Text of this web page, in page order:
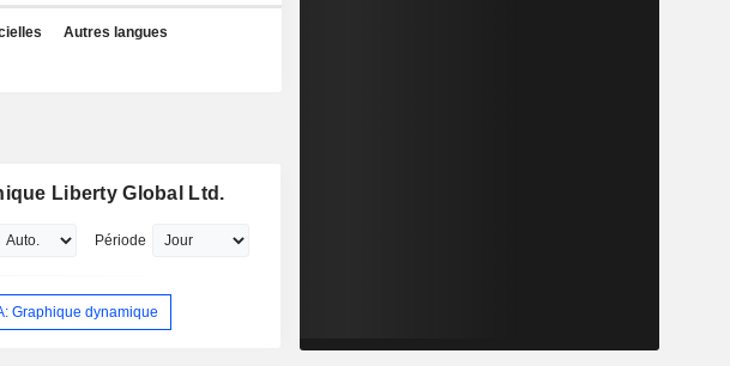
Autres langues
Liberty Global Ltd.
Période
Graphique dynamique